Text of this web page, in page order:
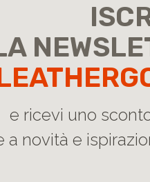
e ricevi uno
a novità e